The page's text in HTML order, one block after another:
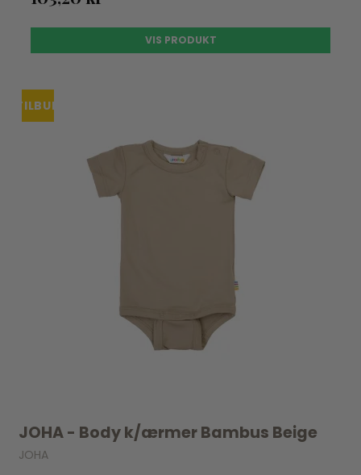
VIS PRODUKT
TILBUD
JOHA - Body k/ærmer Bambus Beige
JOHA